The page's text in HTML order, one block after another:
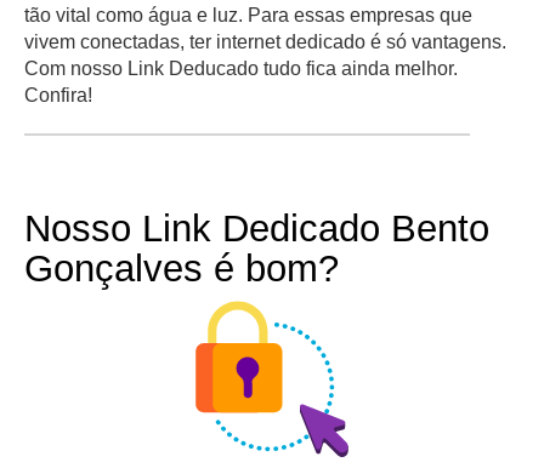
tão vital como água e luz. Para essas empresas que
vivem conectadas, ter internet dedicado é só vantagens.
Com nosso Link Deducado tudo fica ainda melhor.
Confira!
Nosso Link Dedicado Bento
Gonçalves é bom?